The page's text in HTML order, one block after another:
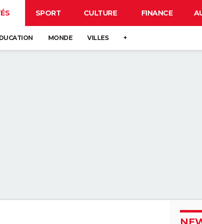
SPORT CULTURE FINANCE
MONDE VILLES +